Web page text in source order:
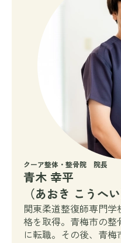
クーア整体・整骨院 院長
青木 幸平
（あおき こうへい
関東柔道整復師専門
格を取得。青梅市の
に転職。その後、青梅